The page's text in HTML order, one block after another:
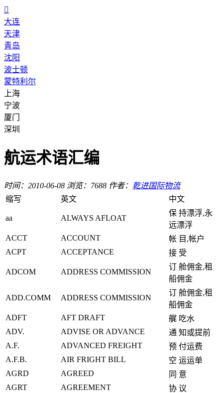

大连
天津
青岛
沈阳
波士顿
蒙特利尔
上海
宁波
厦门
深圳
航运术语汇编
时间：2010-06-08 浏览：7688 作者： 乾进国际物流
缩写
英文 中文
aa ALWAYS AFLOAT
保 持漂浮,永
远漂浮
ACCT
ACCOUNT
帐 目,帐户
ACPT
ACCEPTANCE 接 受
ADCOM ADDRESS COMMISSION
订 舱佣金,租
船佣金
ADD.COMM ADDRESS COMMISSION
订 舱佣金,租
船佣金
ADFT
AFT DRAFT
艉 吃水
ADV.
ADVISE OR ADVANCE
通 知或提前
A.F.
ADVANCED FREIGHT
预 付运费
A.F.B.
AIR FRIGHT BILL
空 运运单
AGRD
AGREED
同 意
AGRT
AGREEMENT 协 议